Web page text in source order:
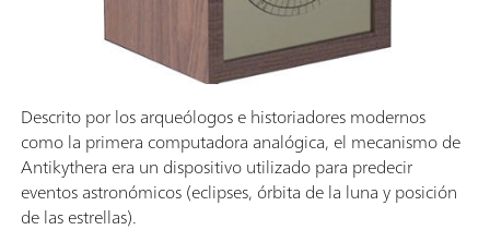
Descrito por los arqueólogos e historiadores modernos
como la primera computadora analógica, el mecanismo de
Antikythera era un dispositivo utilizado para predecir
eventos astronómicos (eclipses, órbita de la luna y posición
de las estrellas).